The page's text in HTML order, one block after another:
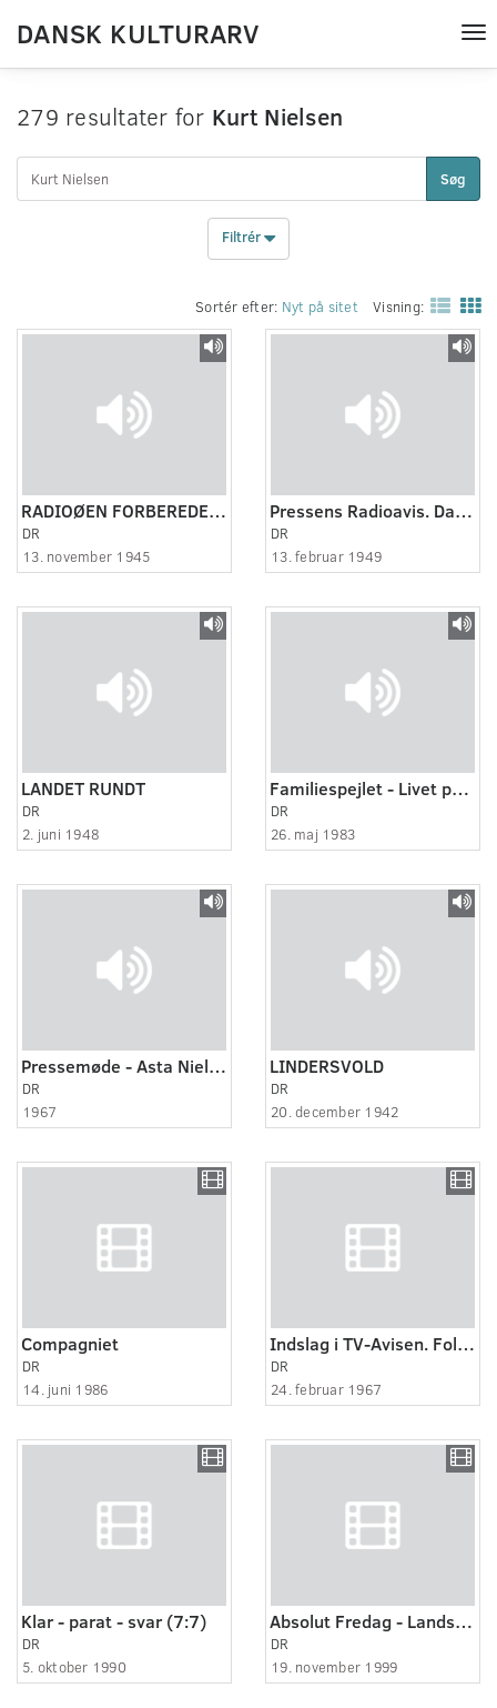
DANSK KULTURARV
279 resultater for Kurt Nielsen
Søg
Filtrér
Sortér efter: Nyt på sitet Visning:
RADIOØEN FORBEREDER SIG PÅ VINTEREN
DR
13. november 1945
Pressens Radioavis. Danselandskamp England - Danmark
DR
13. februar 1949
LANDET RUNDT
DR
2. juni 1948
Familiespejlet - Livet på landet
DR
26. maj 1983
Pressemøde - Asta Nielsen
DR
1967
LINDERSVOLD
DR
20. december 1942
Compagniet
DR
14. juni 1986
Indslag i TV-Avisen. Folketinget indstillet på liberalisering af abortlovgivningen.
DR
24. februar 1967
Klar - parat - svar (7:7)
DR
5. oktober 1990
Absolut Fredag - Landsholdstrænere
DR
19. november 1999